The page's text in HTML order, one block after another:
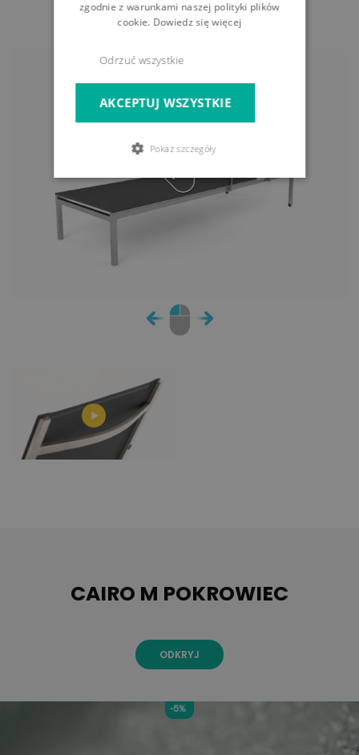
właściciel
CAIRO M POKROWIEC
ODKRYJ
-5%
zgodnie z warunkami naszej polityki plików
cookie. Dowiedz się więcej
AKCEPTUJ WSZYSTKIE
Odrzuć wszystkie
Pokaż szczegóły